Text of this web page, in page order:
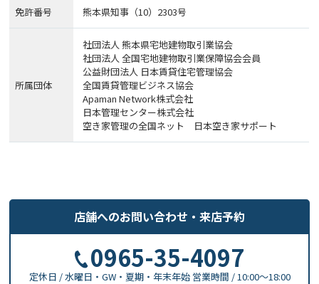
免許番号 熊本県知事（10）2303号
所属団体
社団法人 熊本県宅地建物取引業協会
社団法人 全国宅地建物取引業保障協会会員
公益財団法人 日本賃貸住宅管理協会
全国賃貸管理ビジネス協会
Apaman Network株式会社
日本管理センター株式会社
空き家管理の全国ネット 日本空き家サポート
店舗へのお問い合わせ ・ 来店予約
0965-35-4097
定休日 / 水曜日・GW・夏期・年末年始 営業時間 / 10:00〜18:00